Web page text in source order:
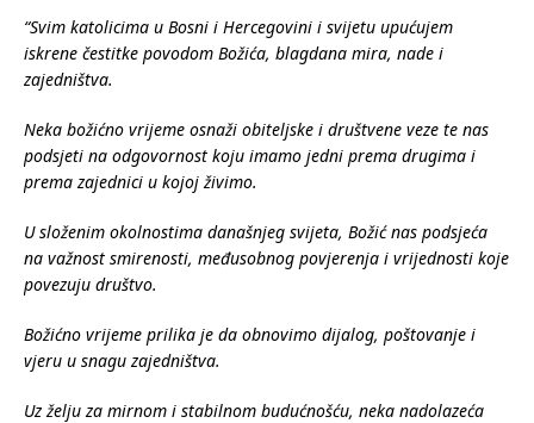
“Svim katolicima u Bosni i Hercegovini i svijetu upućujem
iskrene čestitke povodom Božića, blagdana mira, nade i
zajedništva.
Neka božićno vrijeme osnaži obiteljske i društvene veze te nas
podsjeti na odgovornost koju imamo jedni prema drugima i
prema zajednici u kojoj živimo.
U složenim okolnostima današnjeg svijeta, Božić nas podsjeća
na važnost smirenosti, međusobnog povjerenja i vrijednosti koje
povezuju društvo.
Božićno vrijeme prilika je da obnovimo dijalog, poštovanje i
vjeru u snagu zajedništva.
Uz želju za mirnom i stabilnom budućnošću, neka nadolazeća